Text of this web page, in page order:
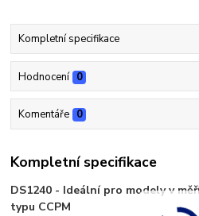
Kompletní specifikace
Hodnocení 0
Komentáře 0
Kompletní specifikace
DS1240 - Ideální pro modely v
typu CCPM